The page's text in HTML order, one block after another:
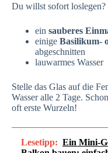
Du willst sofort
ein sauberes
einige Basilikum-
abgeschnitten
lauwarmes Wasser
Stelle das Glas auf die
Wasser alle 2 Tage.
oft erste Wurzeln!
Lesetipp: Ein Mini-